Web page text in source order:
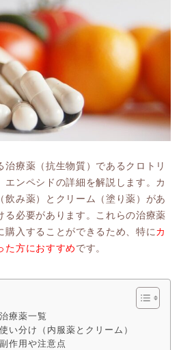
治療薬（抗生物質）であるクロトリ
エンペシドの詳細を解説します。カ
飲み薬）とクリーム（塗り薬）があ
る必要があります。これらの治療薬
購入することができるため、特にカ
た方におすすめ です。
療薬一覧
い分け（内服薬とクリーム）
作用や注意点